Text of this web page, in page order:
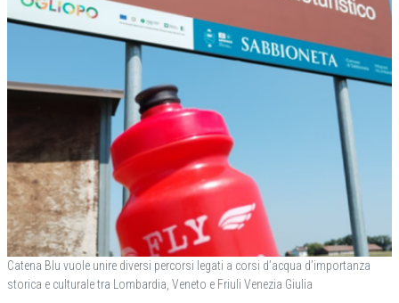
Catena Blu vuole unire diversi percorsi legati a corsi d’acqua d’importanza
storica e culturale tra Lombardia, Veneto e Friuli Venezia Giulia